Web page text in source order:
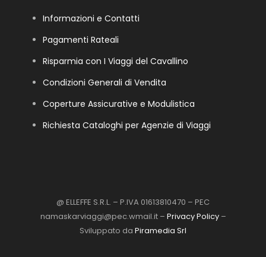
Informazioni e Contatti
Pagamenti Rateali
Risparmia con I Viaggi del Cavallino
Condizioni Generali di Vendita
Coperture Assicurative e Modulistica
Richiesta Cataloghi per Agenzie di Viaggi
@ ELLEFFE S.R.L. – P.IVA 01613810470 – PEC
namaskarviaggi@pec.wmail.it – Privacy Policy–
Sviluppato da Piramedia Srl